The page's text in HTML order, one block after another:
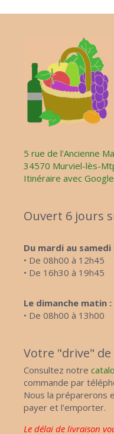
5 rue de l'Ancienne
34570 Murviel-lès-
Itinéraire avec
Ouvert 6 jours
Du mardi au samedi
• De 08h00 à 12h45
• De 16h30 à 19h45
Le dimanche matin :
• De 08h00 à 13h00
Votre "drive"
Consultez notre
commande par
Nous la préparerons
payer et l'emporter.
Le délai de livraison